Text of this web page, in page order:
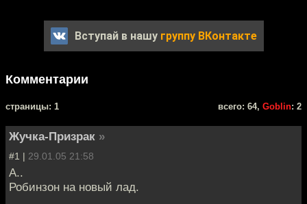
Вступай в нашу группу ВКонтакте
Комментарии
cтраницы: 1 всего: 64, Goblin: 2
Жучка-Призрак »
#1 | 29.01.05 21:58
А..
Робинзон на новый лад.